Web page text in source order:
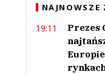
NAJNOWSZE
19:11
Prezes